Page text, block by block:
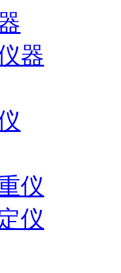
器
仪
仪